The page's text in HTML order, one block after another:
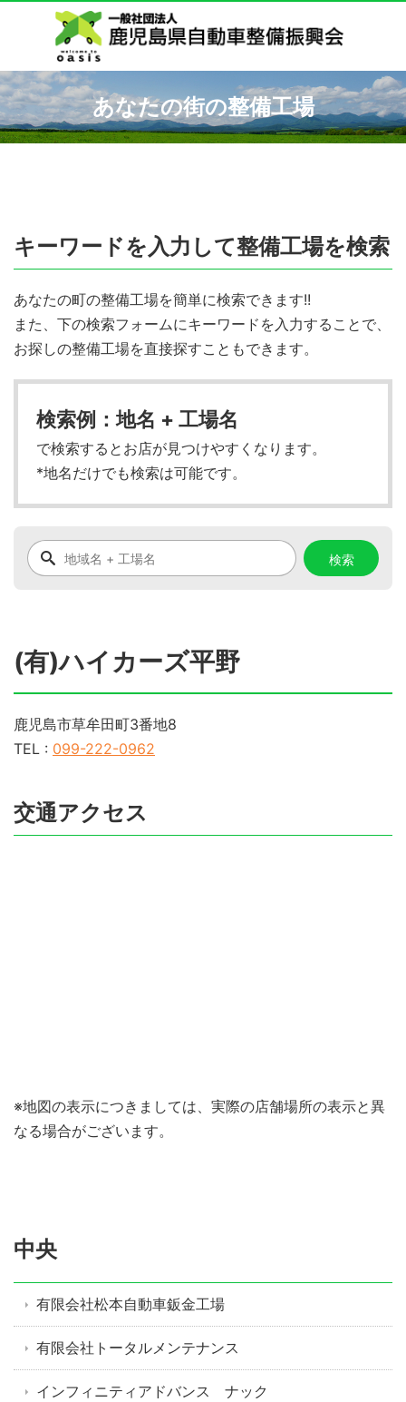
あなたの街の整備工場
キーワードを入力して整備工場を検索
あなたの町の整備工場を簡単に検索できます!!
また、下の検索フォームにキーワードを入力することで、
お探しの整備工場を直接探すこともできます。
検索例：地名 + 工場名
で検索するとお店が見つけやすくなります。
*地名だけでも検索は可能です。
(有)ハイカーズ平野
鹿児島市草牟田町3番地8
TEL : 099-222-0962
交通アクセス
※地図の表示につきましては、実際の店舗場所の表示と異
なる場合がございます。
中央
有限会社松本自動車鈑金工場
有限会社トータルメンテナンス
インフィニティアドバンス ナック